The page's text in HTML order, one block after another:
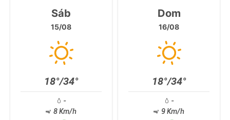
Sáb
15/08
18°/34°
-
8 Km/h
Dom
16/08
18°/34°
-
9 Km/h